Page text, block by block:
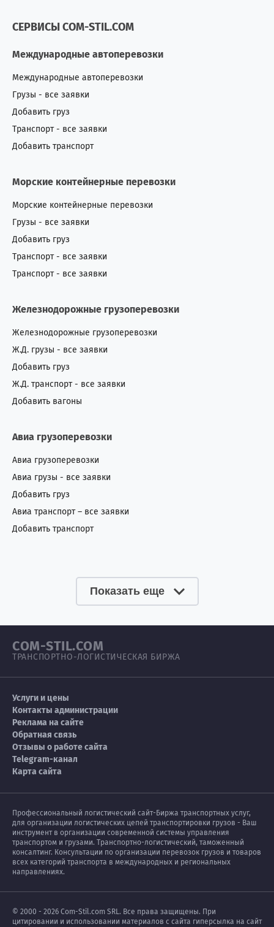
СЕРВИСЫ COM-STIL.COM
Международные автоперевозки
Международные автоперевозки
Грузы - все заявки
Добавить груз
Транспорт - все заявки
Добавить транспорт
Морские контейнерные перевозки
Морские контейнерные перевозки
Грузы - все заявки
Добавить груз
Транспорт - все заявки
Транспорт - все заявки
Железнодорожные грузоперевозки
Железнодорожные грузоперевозки
Ж.Д. грузы - все заявки
Добавить груз
Ж.Д. транспорт - все заявки
Добавить вагоны
Авиа грузоперевозки
Авиа грузоперевозки
Авиа грузы - все заявки
Добавить груз
Авиа транспорт – все заявки
Добавить транспорт
Показать еще
COM-STIL.COM
ТРАНСПОРТНО-ЛОГИСТИЧЕСКАЯ БИРЖА
Услуги и цены
Контакты администрации
Реклама на сайте
Обратная связь
Отзывы о работе сайта
Telegram-канал
Карта сайта
Профессиональный логистический сайт-Биржа транспортных услуг,
для организации логистических цепей транспортировки грузов - Ваш
инструмент в организации современной системы управления
транспортом и грузами. Транспортно-логистический, таможенный
консалтинг. Консультации по организации перевозок грузов и товаров
всех категорий транспорта в международных и региональных
направлениях.
© 2000 - 2026 Com-Stil.com SRL. Все права защищены. При
цитировании и использовании материалов с сайта гиперсылка на сайт